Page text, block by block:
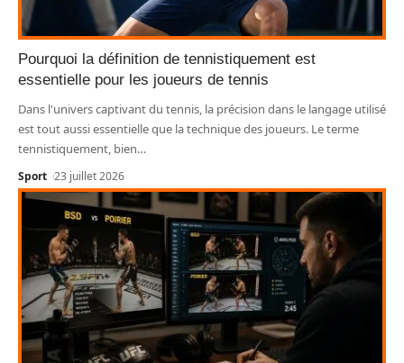
Pourquoi la définition de tennistiquement est
essentielle pour les joueurs de tennis
Dans l'univers captivant du tennis, la précision dans le langage utilisé
est tout aussi essentielle que la technique des joueurs. Le terme
tennistiquement, bien…
Sport 23 juillet 2026